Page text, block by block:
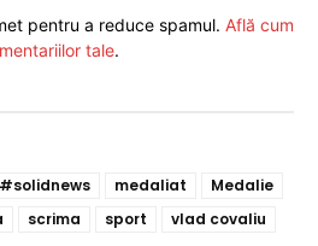
pentru a reduce spamul. Află cum
tale.
#solidnews medaliat
Medalie
scrima sport vlad covaliu